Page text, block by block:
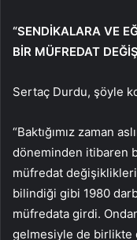
“SENDİKALARA VE
BİR MÜFREDAT
Sertaç Durdu, şöyle
“Baktığımız zaman
döneminden itibaren
müfredat
bilindiği gibi 1980
müfredata girdi.
gelmesiyle de birlikte